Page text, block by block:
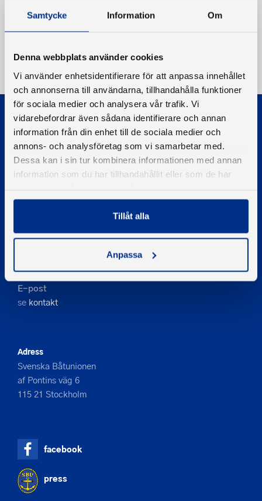
Samtycke Information Om
Denna webbplats använder cookies
Vi använder enhetsidentifierare för att anpassa innehållet
och annonserna till användarna, tillhandahålla funktioner
för sociala medier och analysera vår trafik. Vi
vidarebefordrar även sådana identifierare och annan
information från din enhet till de sociala medier och
annons- och analysföretag som vi samarbetar med.
Dessa kan i sin tur kombinera informationen med annan
information som du har tillhandahållit eller som de har
Tillåt alla
Anpassa
© 2026 - Svenska Båtunionen
08-545 859 60
E-post
se kontakt
Adress
Svenska Båtunionen
af Pontins väg 6
115 21 Stockholm
facebook
press